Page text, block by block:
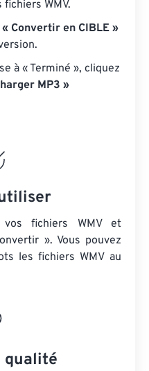
WMV.
« Convertir en CIBLE »
à « Terminé », cliquez
MP3 »
vos fichiers WMV et
». Vous pouvez
les fichiers WMV au
qualité